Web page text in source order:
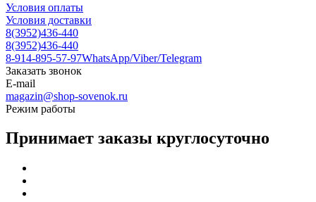
Условия оплаты
Условия доставки
8(3952)436-440
8(3952)436-440
8-914-895-57-97WhatsApp/Viber/Telegram
Заказать звонок
E-mail
magazin@shop-sovenok.ru
Режим работы
Принимает заказы круглосуточно